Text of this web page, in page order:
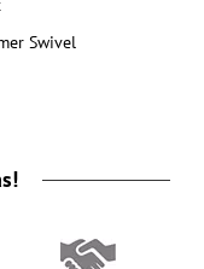
Swivel